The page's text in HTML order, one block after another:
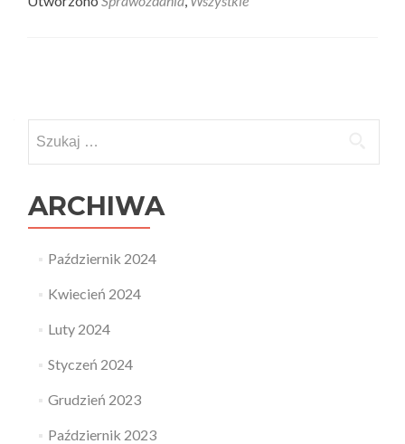
navigation
ARCHIWA
Październik 2024
Kwiecień 2024
Luty 2024
Styczeń 2024
Grudzień 2023
Październik 2023